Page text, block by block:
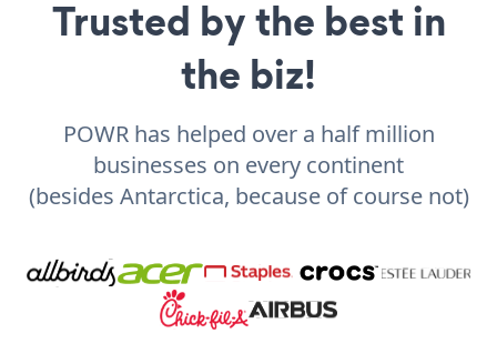
Trusted by the best in
the biz!
POWR has helped over a half million
businesses on every continent
(besides Antarctica, because of course not)